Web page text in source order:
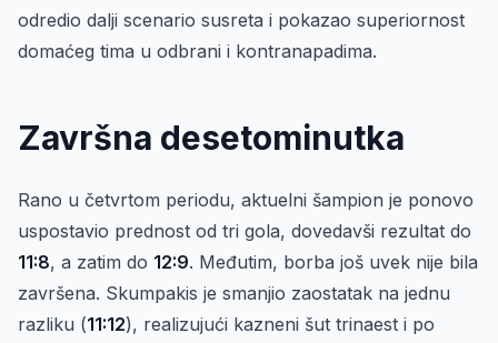
odredio dalji scenario susreta i pokazao superiornost
domaćeg tima u odbrani i kontranapadima.
Završna desetominutka
Rano u četvrtom periodu, aktuelni šampion je ponovo
uspostavio prednost od tri gola, dovedavši rezultat do
11:8, a zatim do 12:9. Međutim, borba još uvek nije bila
završena. Skumpakis je smanjio zaostatak na jednu
razliku (11:12), realizujući kazneni šut trinaest i po